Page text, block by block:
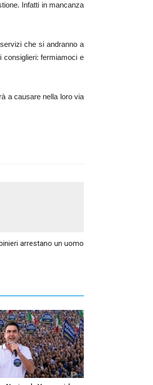
Infatti in mancanza
che si andranno a
consiglieri: fermiamoci e
a causare nella loro via
arrestano un uomo